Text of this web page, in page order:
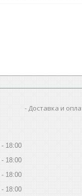
Доставка и
18:00
18:00
18:00
18:00